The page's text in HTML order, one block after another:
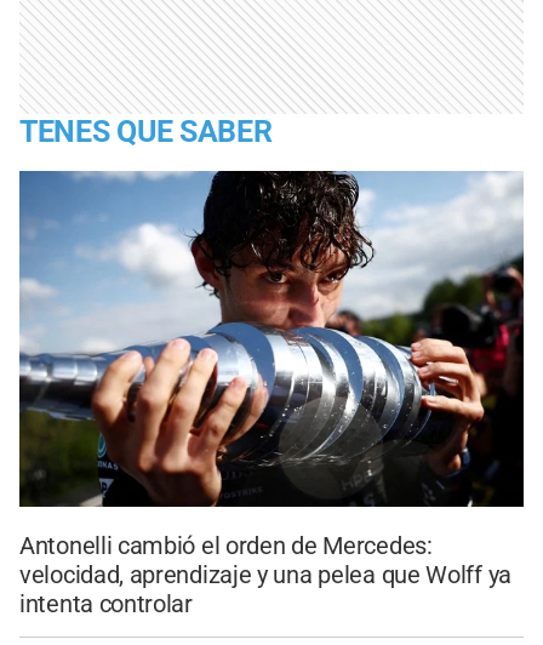
TENES QUE SABER
Antonelli cambió el orden de Mercedes:
velocidad, aprendizaje y una pelea que Wolff ya
intenta controlar